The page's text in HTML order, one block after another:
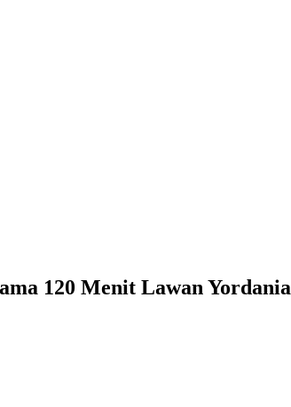
120 Menit Lawan Yordania